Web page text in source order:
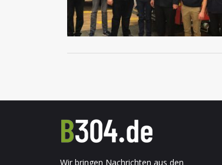
Wir bringen Nachrichten aus den